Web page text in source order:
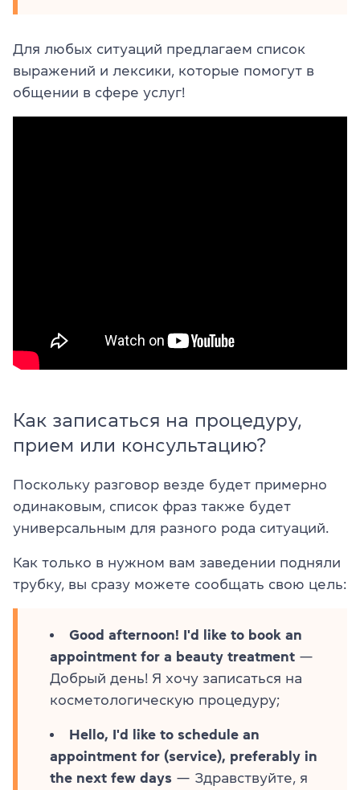
Для любых ситуаций предлагаем список
выражений и лексики, которые помогут в
общении в сфере услуг!
Как записаться на процедуру,
прием или консультацию?
Поскольку разговор везде будет примерно
одинаковым, список фраз также будет
универсальным для разного рода ситуаций.
Как только в нужном вам заведении подняли
трубку, вы сразу можете сообщать свою цель:
Good afternoon! I'd like to book an
appointment for a beauty treatment —
Добрый день! Я хочу записаться на
косметологическую процедуру;
Hello, I'd like to schedule an
appointment for (service), preferably in
the next few days — Здравствуйте, я